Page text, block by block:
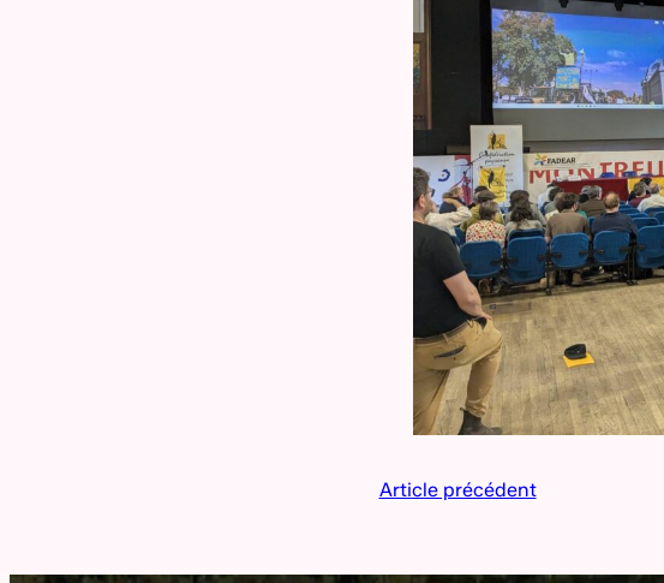
Article précédent